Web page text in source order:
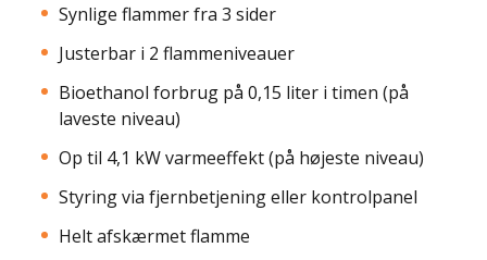
Synlige flammer fra 3 sider
Justerbar i 2 flammeniveauer
Bioethanol forbrug på 0,15 liter i timen (på
laveste niveau)
Op til 4,1 kW varmeeffekt (på højeste niveau)
Styring via fjernbetjening eller kontrolpanel
Helt afskærmet flamme